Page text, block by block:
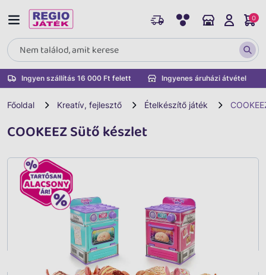
Ingyen szállítás 16 000 Ft felett Ingyenes áruházi átvétel
0
Főoldal Kreatív, fejlesztő Ételkészítő játék
COOKEEZ Sütő készlet